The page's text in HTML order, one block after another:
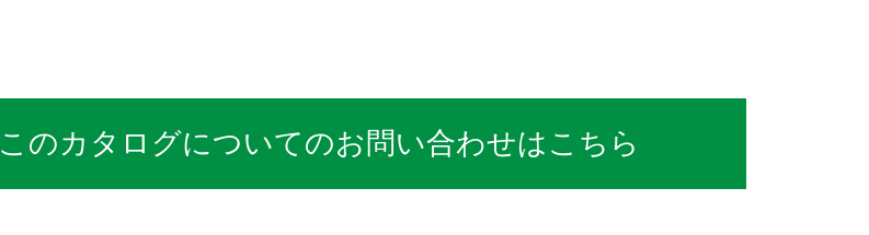
このカタログについてのお問い合わせはこちら